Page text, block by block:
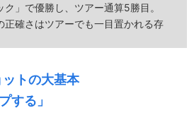
ク」で優勝し、ツアー通算5勝目。
正確さはツアーでも一目置かれる存
トの大基本
する」